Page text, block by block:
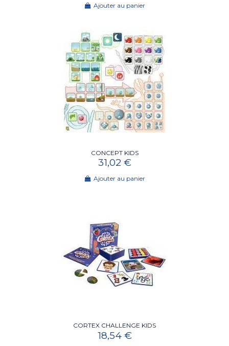
Ajouter au panier
CONCEPT KIDS
31,02 €
Ajouter au panier
CORTEX CHALLENGE KIDS
18,54 €